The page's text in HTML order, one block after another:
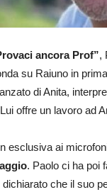
ancora Prof”,
su Raiuno in
di Anita,
offre un lavoro ad
esclusiva ai
. Paolo ci ha poi
dichiarato che il suo